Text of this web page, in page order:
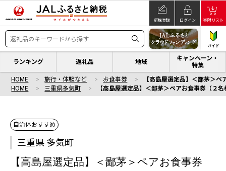
新規登録 ログイン 寄附リスト
ガイド
ランキング 返礼品 地域
キャンペーン・
特集
HOME 旅行・体験など お食事券
【高島屋選定品】＜鄙茅＞
HOME
三重県多気町 【高島屋選定品】＜鄙茅＞ペアお食事券（
自治体おすすめ
三重県 多気町
【高島屋選定品】＜鄙茅＞ペアお食事券